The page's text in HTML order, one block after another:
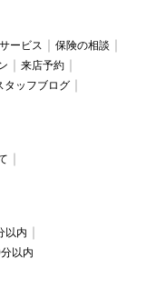
ービス
保険の相談
来店予約
タッフブログ
以内
以内